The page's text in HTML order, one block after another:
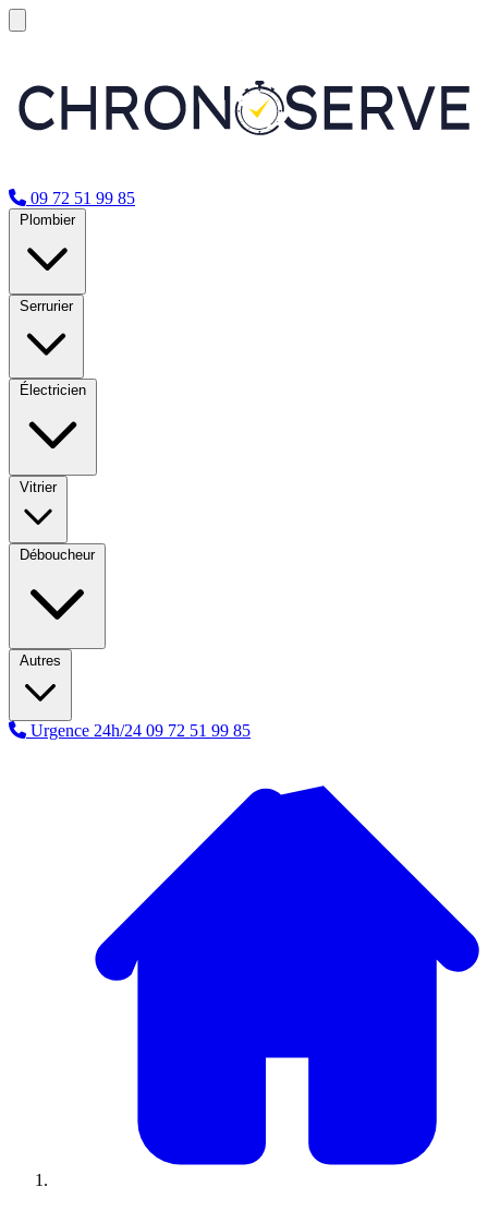
09 72 51 99 85
Plombier
Serrurier
Électricien
Vitrier
Déboucheur
Autres
Urgence 24h/24 09 72 51 99 85